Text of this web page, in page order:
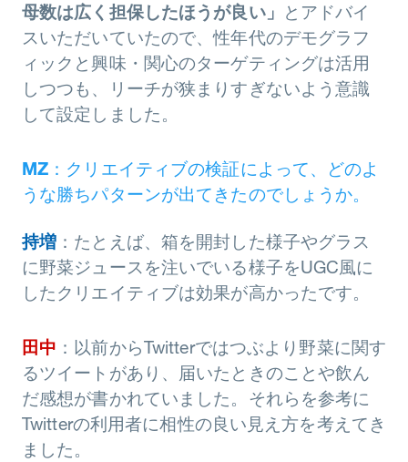
母数は広く担保したほうが良い」 とアドバイ
スいただいていたので、性年代のデモグラフ
ィックと興味・関心のターゲティングは活用
しつつも、リーチが狭まりすぎないよう意識
して設定しました。
MZ ：クリエイティブの検証によって、どのよ
うな勝ちパターンが出てきたのでしょうか。
持増 ：たとえば、箱を開封した様子やグラス
に野菜ジュースを注いでいる様子をUGC風に
したクリエイティブは効果が高かったです。
田中 ：以前からTwitterではつぶより野菜に関す
るツイートがあり、届いたときのことや飲ん
だ感想が書かれていました。それらを参考に
Twitterの利用者に相性の良い見え方を考えてき
ました。